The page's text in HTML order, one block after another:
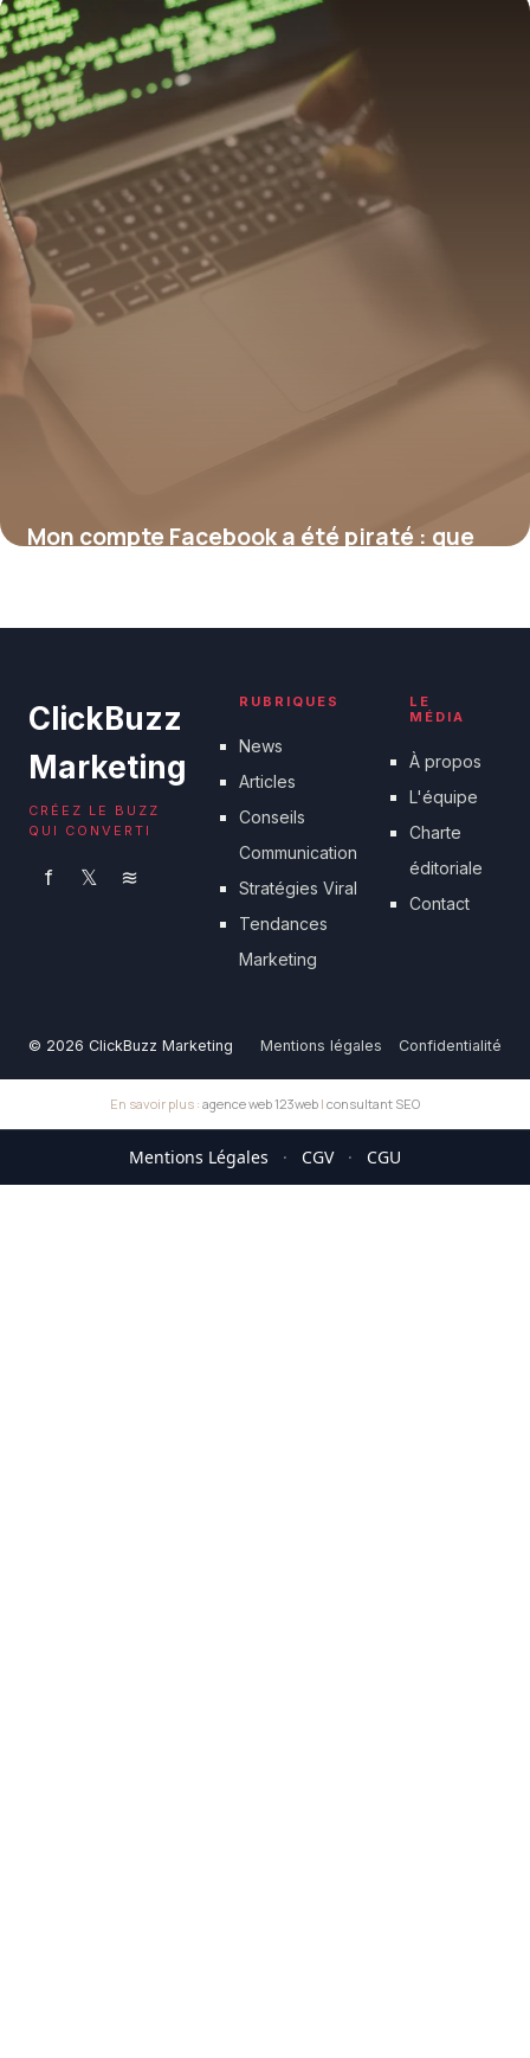
17 juillet 2026
Mon compte Facebook a été piraté : que
ClickBuzz
Marketing
CRÉEZ LE BUZZ
QUI CONVERTI
f 𝕏 ≋
RUBRIQUES
News
Articles
Conseils
Communication
Stratégies Viral
Tendances
Marketing
LE
MÉDIA
À propos
L'équipe
Charte
éditoriale
Contact
© 2026 ClickBuzz Marketing Mentions légales Confidentialité
En savoir plus : agence web 123web | consultant SEO
Mentions Légales · CGV · CGU